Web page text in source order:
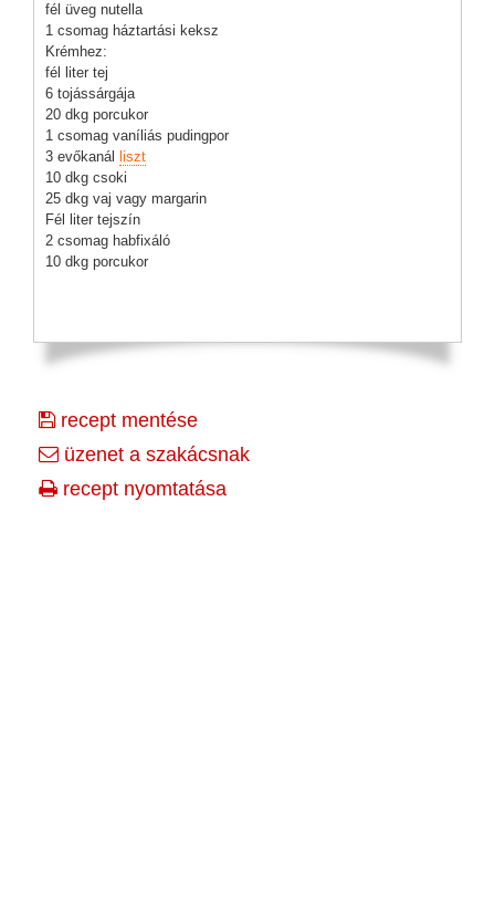
fél üveg nutella
1 csomag háztartási keksz
Krémhez:
fél liter tej
6 tojássárgája
20 dkg porcukor
1 csomag vaníliás pudingpor
3 evőkanál liszt
10 dkg csoki
25 dkg vaj vagy margarin
Fél liter tejszín
2 csomag habfixáló
10 dkg porcukor
recept mentése
üzenet a szakácsnak
recept nyomtatása